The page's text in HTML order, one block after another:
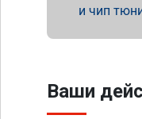
и чип
Ваши